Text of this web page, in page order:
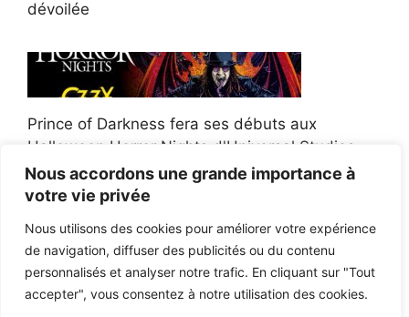
Nous accordons une grande importance à
votre vie privée
Nous utilisons des cookies pour améliorer votre expérience
de navigation, diffuser des publicités ou du contenu
personnalisés et analyser notre trafic. En cliquant sur "Tout
accepter", vous consentez à notre utilisation des cookies.
dévoilée
Prince of Darkness fera ses débuts aux
Halloween Horror Nights d'Universal Studios
Afroman poursuit un policier de l'Ohio après la
victoire du jury en diffamation